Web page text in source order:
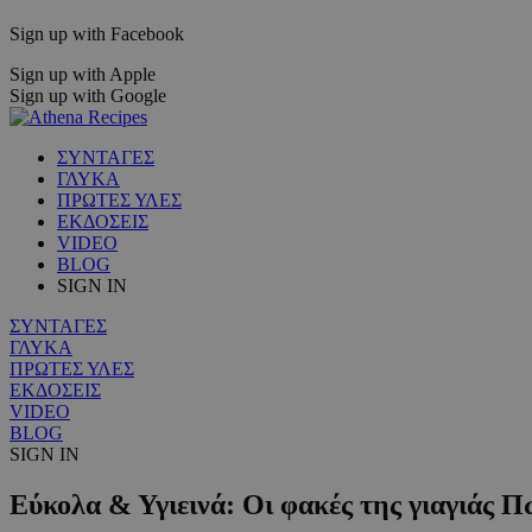
Sign up with Facebook
Sign up with Apple
Sign up with Google
ΣΥΝΤΑΓΕΣ
ΓΛΥΚΑ
ΠΡΩΤΕΣ ΥΛΕΣ
ΕΚΔΟΣΕΙΣ
VIDEO
BLOG
SIGN IN
ΣΥΝΤΑΓΕΣ
ΓΛΥΚΑ
ΠΡΩΤΕΣ ΥΛΕΣ
ΕΚΔΟΣΕΙΣ
VIDEO
BLOG
SIGN IN
Εύκολα & Υγιεινά: Οι φακές της γιαγιάς